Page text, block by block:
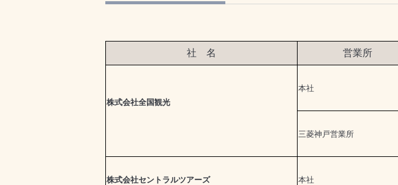
社 名 営業所
株式会社全国観光
本社
三菱神戸営業所
株式会社セントラルツアーズ 本社